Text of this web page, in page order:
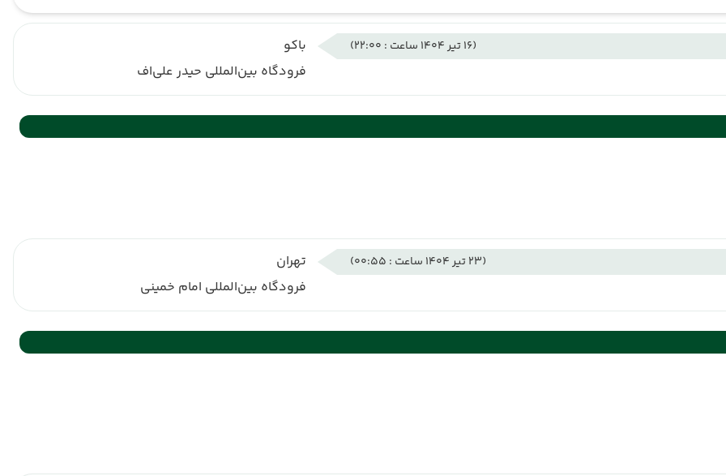
(16 تیر 1404 ساعت : 22:00)
باکو
فرودگاه بین‌المللی حیدر علی‌اف
(23 تیر 1404 ساعت : 00:55)
تهران
فرودگاه بین‌المللی امام خمینی